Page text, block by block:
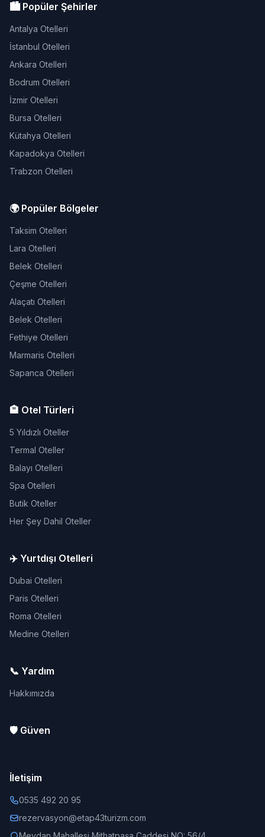
🏙️ Popüler Şehirler
Antalya Otelleri
İstanbul Otelleri
Ankara Otelleri
Bodrum Otelleri
İzmir Otelleri
Bursa Otelleri
Kütahya Otelleri
Kapadokya Otelleri
Trabzon Otelleri
🌍 Popüler Bölgeler
Taksim Otelleri
Lara Otelleri
Belek Otelleri
Çeşme Otelleri
Alaçatı Otelleri
Belek Otelleri
Fethiye Otelleri
Marmaris Otelleri
Sapanca Otelleri
🏨 Otel Türleri
5 Yıldızlı Oteller
Termal Oteller
Balayı Otelleri
Spa Otelleri
Butik Oteller
Her Şey Dahil Oteller
✈️ Yurtdışı Otelleri
Dubai Otelleri
Paris Otelleri
Roma Otelleri
Medine Otelleri
📞 Yardım
Hakkımızda
🛡️ Güven
İletişim
0535 492 20 95
rezervasyon@etap43turizm.com